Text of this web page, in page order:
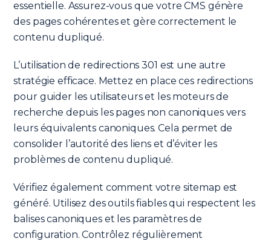
essentielle. Assurez-vous que votre CMS génère
des pages cohérentes et gère correctement le
contenu dupliqué.
L’utilisation de redirections 301 est une autre
stratégie efficace. Mettez en place ces redirections
pour guider les utilisateurs et les moteurs de
recherche depuis les pages non canoniques vers
leurs équivalents canoniques. Cela permet de
consolider l’autorité des liens et d’éviter les
problèmes de contenu dupliqué.
Vérifiez également comment votre sitemap est
généré. Utilisez des outils fiables qui respectent les
balises canoniques et les paramètres de
configuration. Contrôlez régulièrement